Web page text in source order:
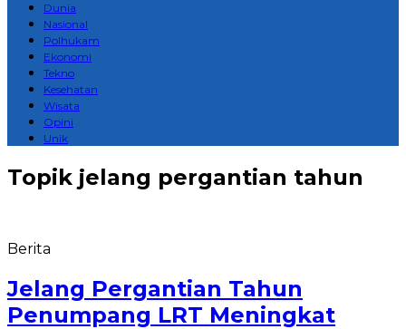
Dunia
Nasional
Polhukam
Ekonomi
Tekno
Kesehatan
Wisata
Opini
Unik
Topik jelang pergantian tahun
Berita
Jelang Pergantian Tahun
Penumpang LRT Meningkat